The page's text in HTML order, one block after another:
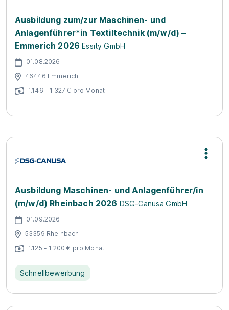
Ausbildung zum/zur Maschinen- und
Anlagenführer*in Textiltechnik (m/w/d) –
Emmerich 2026 Essity GmbH
01.08.2026
46446 Emmerich
1.146 - 1.327 € pro Monat
Ausbildung Maschinen- und Anlagenführer/in
(m/w/d) Rheinbach 2026 DSG-Canusa GmbH
01.09.2026
53359 Rheinbach
1.125 - 1.200 € pro Monat
Schnellbewerbung